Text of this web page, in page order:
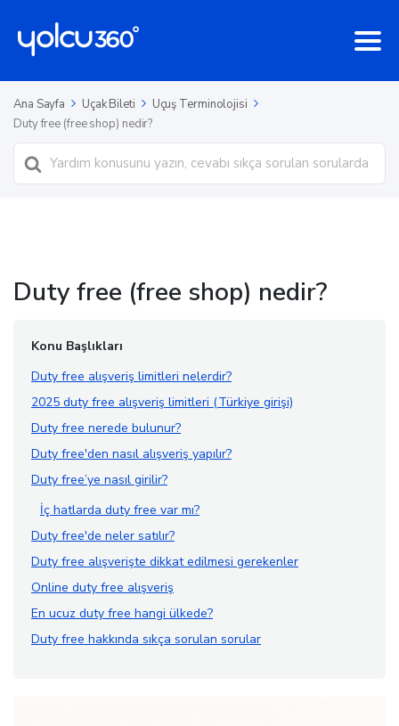
Ana Sayfa Uçak Bileti
Uçuş Terminolojisi
Duty free (free shop) nedir?
Ara
Duty free (free shop) nedir?
Konu Başlıkları
Duty free alışveriş limitleri nelerdir?
2025 duty free alışveriş limitleri (Türkiye girişi)
Duty free nerede bulunur?
Duty free'den nasıl alışveriş yapılır?
Duty free’ye nasıl girilir?
İç hatlarda duty free var mı?
Duty free'de neler satılır?
Duty free alışverişte dikkat edilmesi gerekenler
Online duty free alışveriş
En ucuz duty free hangi ülkede?
Duty free hakkında sıkça sorulan sorular